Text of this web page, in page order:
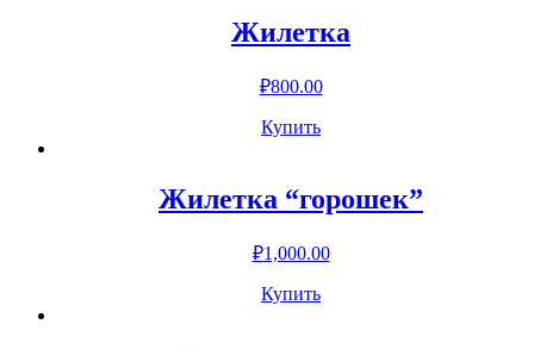
Жилетка
₽800.00
Купить
Жилетка “горошек”
₽1,000.00
Купить